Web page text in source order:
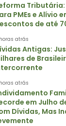
PMEs e Alívio
de até
atrás
Antigas:
de
atrás
em Julho
Dívidas, Mas